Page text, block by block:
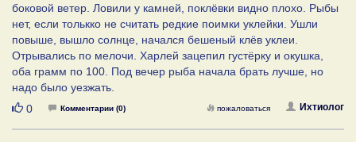
боковой ветер. Ловили у камней, поклёвки видно плохо. Рыбы
нет, если толькко не считать редкие поимки уклейки. Ушли
повыше, вышло солнце, начался бешеный клёв уклеи.
Отрывались по мелочи. Харлей зацепил густёрку и окушка,
оба грамм по 100. Под вечер рыба начала брать лучше, но
надо было уезжать.
Нравится
0 Комментарии (0) Ихтиолог
пожаловаться